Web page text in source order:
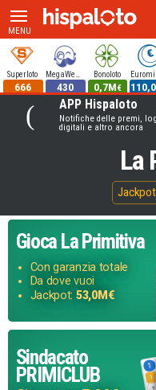
MENU
Superloto
666
MegaWeekend
430
Bonoloto
0,7M€
APP Hispaloto
Notifiche delle premi,
digitali e altro ancora
La
Jackpot
Gioca La Primitiva
Con garanzia totale
Da dove vuoi
Jackpot: 53,0M€
Sindacato
PRIMICLUB